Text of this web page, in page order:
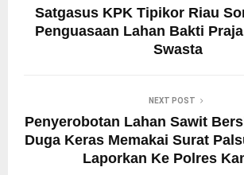
Satgasus KPK Tipikor Riau
Penguasaan Lahan Bakti
Swasta
NEXT POST
Penyerobotan Lahan Sawit
Duga Keras Memakai Surat
Laporkan Ke Polres